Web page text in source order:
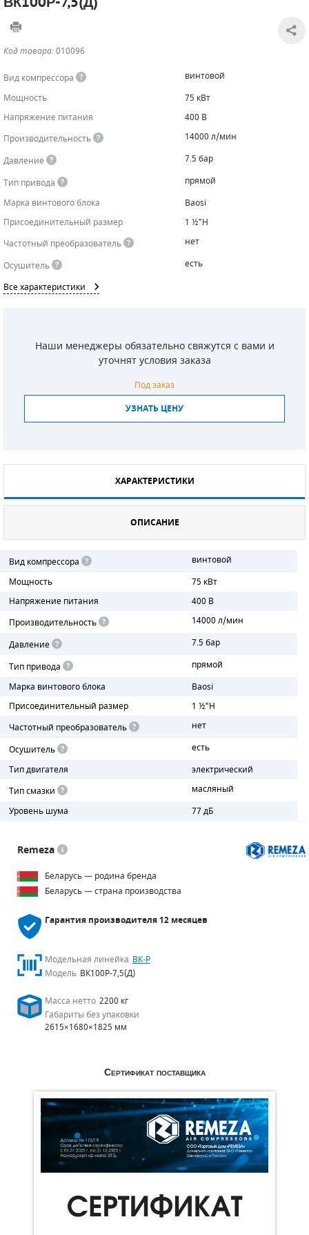
Код товара:010096
Вид компрессора
винтовой
Мощность
75 кВт
Напряжение питания
400 В
Производительность
14000 л/мин
Давление
7.5 бар
Тип привода
прямой
Марка винтового блока
Baosi
Присоединительный размер
1 ½"H
Частотный преобразователь
нет
Осушитель
есть
Все характеристики
Наши менеджеры обязательно свяжутся с вами и
уточнят условия заказа
Под заказ
УЗНАТЬ ЦЕНУ
ХАРАКТЕРИСТИКИ
ОПИСАНИЕ
Вид компрессора
винтовой
Мощность
75 кВт
Напряжение питания
400 В
Производительность
14000 л/мин
Давление
7.5 бар
Тип привода
прямой
Марка винтового блока
Baosi
Присоединительный размер
1 ½"H
Частотный преобразователь
нет
Осушитель
есть
Тип двигателя
электрический
Тип смазки
масляный
Уровень шума
77 дБ
Remeza
Беларусь — родина бренда
Беларусь — страна производства
Гарантия производителя12 месяцев
Модельная линейка ВК-Р
Модель ВК100Р-7,5(Д)
Масса нетто 2200 кг
Габариты без упаковки
2615×1680×1825 мм
Сертификат поставщика
САДОВАЯ ТЕХНИКА
ЧИЛЛЕРЫ
КАНАЛИЗАЦИОННЫЕ НАСОСЫ
БЕНЗИНОВЫЕ МОТОПОМПЫ
ТАЛИ И ТЕЛЬФЕРЫ
ОСВЕТИТЕЛЬНЫЕ МАЧТЫ
КОНТРОЛЛЕРЫ (БЛОКИ УПРАВЛЕНИЯ)
ПРЕДОХРАНИТЕЛЬНЫЕ КЛАПАНЫ
ОБРАТНЫЕ КЛАПАНЫ
РЕЛЕ ДАВЛЕНИЯ ДЛЯ ДЛЯ КОМПРЕССОРОВ
ДАТЧИКИ
РУКАВА ВЫСОКОГО ДАВЛЕНИЯ (РВД)
ЗАПЧАСТИ ДЛЯ ВИНТОВЫХ КОМПРЕССОРОВ
ФИЛЬТРОВ
ДИЗЕЛЬНЫЕ ДВИГАТЕЛИ
ДЕТАЛИ ДВС
МОТОРНОЕ МАСЛО
РАДИАТОРЫ
ПОРШНЕВЫЕ БЛОКИ
ДЕТАЛИ СПИРАЛЬНЫХ КОМПРЕССОРОВ
ДЕТАЛИ ПОГРУЖНЫХ НАСОСОВ
ШЛАНГИ ДЛЯ МОТОПОМП